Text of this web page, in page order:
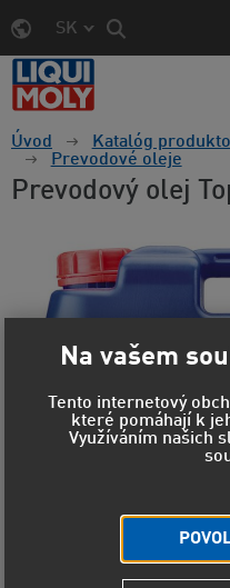
SK
Úvod Katalóg
Prevodové oleje
Prevodový olej
Na vašem
Tento internetový
které pomáhají k
Využíváním našich